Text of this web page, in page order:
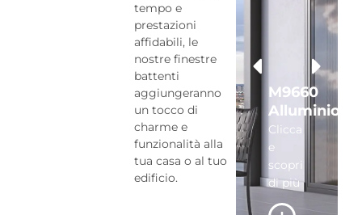
tempo e
prestazioni
affidabili, le
nostre finestre
battenti
aggiungeranno
un tocco di
charme e
funzionalità alla
tua casa o al tuo
edificio.
M9660
Alluminio
Clicca
e
scopri
di più
M9660
Wood
Clicca
scopri
di più